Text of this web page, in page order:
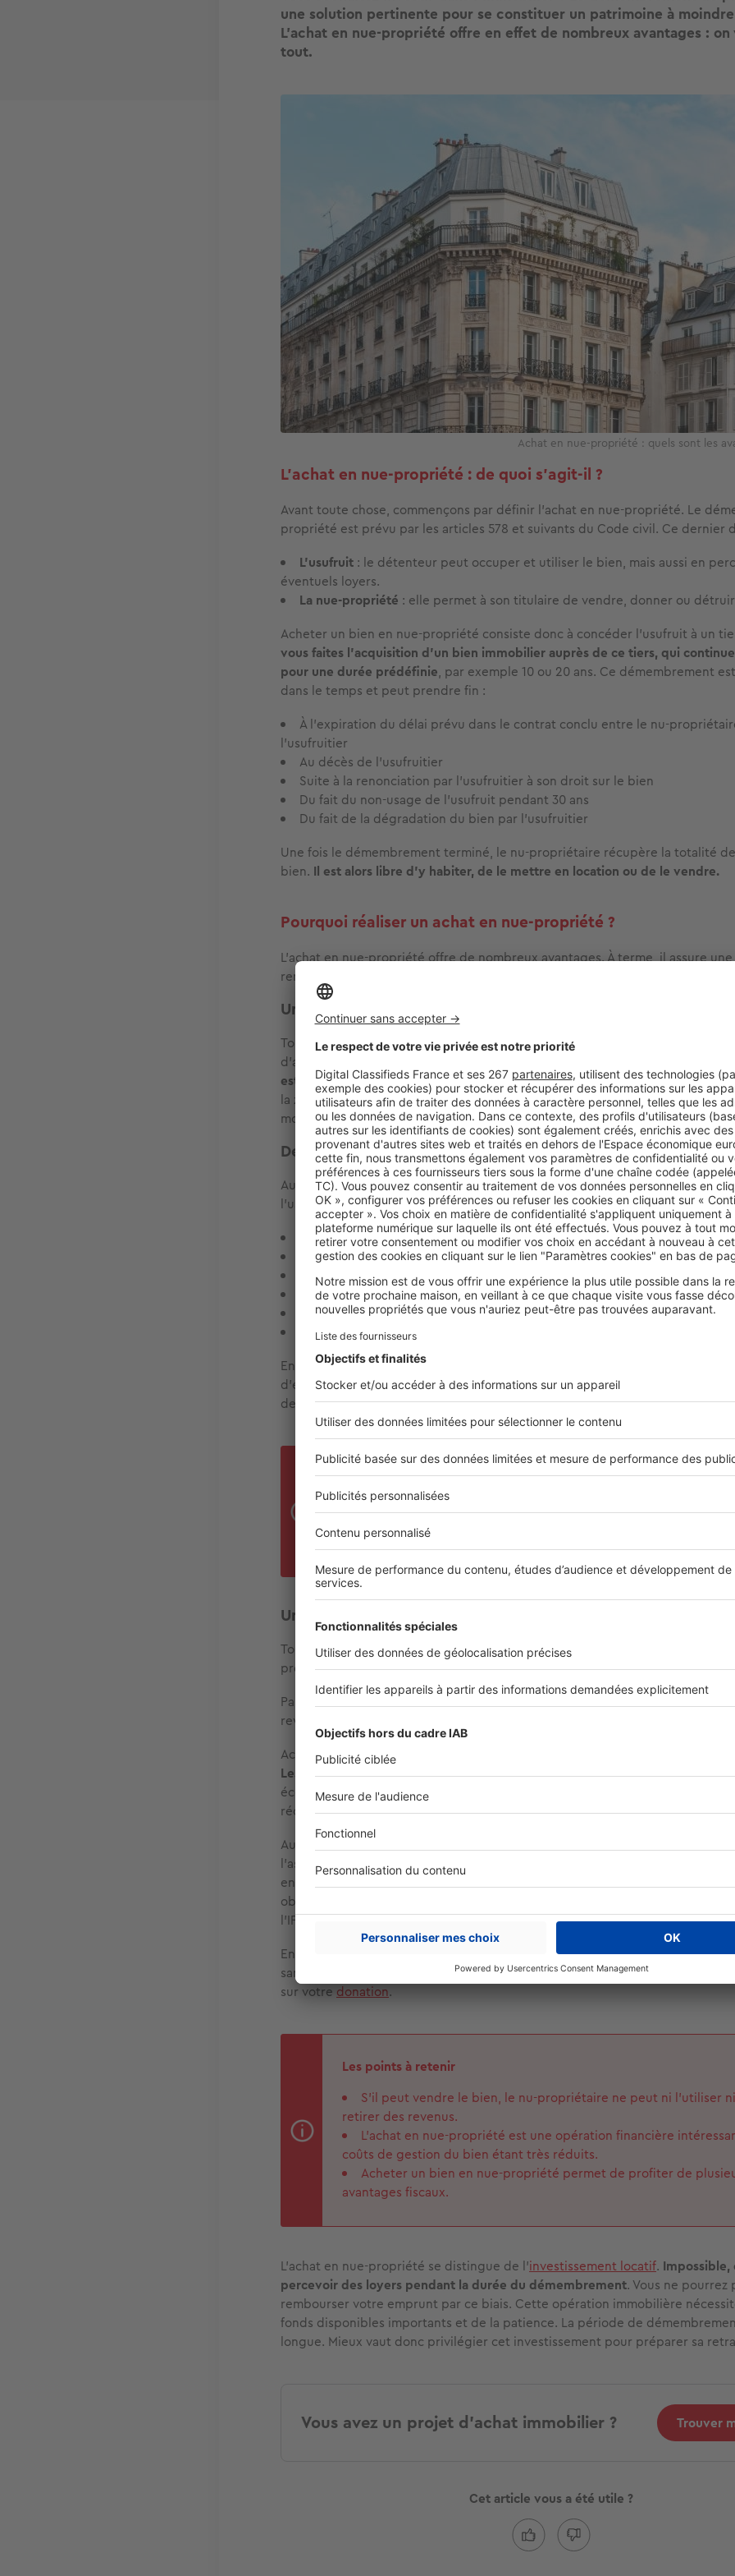
une solution pertinente pour se constituer un patrimoine à
L’achat en nue-propriété offre en effet de nombreux avantages :
tout.
Image
Achat en nue-propriété : quels sont les
L’achat en nue-propriété : de quoi s’agit-il ?
Avant toute chose, commençons par définir l’achat en nue-propriété. Le
propriété est prévu par les articles 578 et suivants du Code civil. Ce dernier
L’usufruit : le détenteur peut occuper et utiliser le bien, mais aussi en
éventuels loyers.
La nue-propriété : elle permet à son titulaire de vendre, donner ou
Acheter un bien en nue-propriété consiste donc à concéder l’usufruit à un
vous faites l'acquisition d'un bien immobilier auprès de ce tiers, qui
pour une durée prédéfinie, par exemple 10 ou 20 ans. Ce démembrement
dans le temps et peut prendre fin :
À l’expiration du délai prévu dans le contrat conclu entre le nu-
l’usufruitier
Au décès de l’usufruitier
Suite à la renonciation par l’usufruitier à son droit sur le bien
Du fait du non-usage de l’usufruit pendant 30 ans
Du fait de la dégradation du bien par l’usufruitier
Une fois le démembrement terminé, le nu-propriétaire récupère la totalité
bien. Il est alors libre d’y habiter, de le mettre en location ou de le vendre.
Pourquoi réaliser un achat en nue-propriété ?
L’achat en nue-propriété offre de nombreux avantages. À terme, il assure
rentabilité à votre investissement.
Un prix défiant toute concurrence
Tout d’abord, l’achat en nue-propriété est une opération financière lucrative.
d’acquérir un bien à un prix souvent très inférieur au prix du marché
est au minimum de 30 %, et peut atteindre jusqu’à 50 %du prix selon la
la zone géographique concernée. C’est donc l’occasion de réaliser une belle
moment de la revente.
Des frais de gestion limités
Autre avantage majeur pour le nu-propriétaire : l’entretien du bien reste à la
l’usufruitier. Celui-ci doit donc procéder, à ses frais, aux réparations et travaux
Façades
Fenêtres et volets
Ascenseurs
Chaudière
Peintures
Etc.
En revanche, l’article 606 du Code civil prévoit l’obligation pour le nu-
d’effectuer toutes les réparations concernant le gros œuvre. Il s’agit des
des voûtes, des poutres ou encore des murs de soutènement et des clôtures.
L’absence de risque locatif
Acheter en nue-propriété vous permet d’éviter les risques liés à la
gestion locative. Vous n’avez pas à gérer les
dégradations éventuelles de votre bien par votre locataire.
Une charge fiscale allégée
Tout d’abord,l’usufruitier reste responsable du paiement des impôts locaux
propriétaire ne paie donc ni lataxe foncièreni la taxe d’habitation sur son
Par ailleurs, sous certaines conditions, vous pouvez déduire les intérêts
revenus fonciers.
Acheter en nue-propriété est aussi avantageux d’un point de vue fiscal lors
Les frais de notaire sont calculés sur sa valeur, et non pas sur le prix total du
économisez ainsi plusieurs milliers d’euros. À l’expiration du démembrement,
récupérez la totalité de la propriété, sans aucuns frais supplémentaires.
Autre avantage fiscal intéressant : l’investissement en nue-propriété n’entre
l’assiette taxable de l’Impôt sur la Fortune Immobilière (IFI). Il existe
en cas de succession, si le conjoint survivant conserve l’usufruit. Dans ce cas,
obtiennent la nue-propriété. La valeur du bien est alors prise en compte pour
l’IFI.
Enfin, vous pouvez
transmettre votre nue-propriété à vos héritiers quand
sans l’accord de l’usufruitier. Vous bénéficiez à cette occasion d’une fiscalité
sur votre donation.
Les points à retenir
S’il peut vendre le bien, le nu-propriétaire ne peut ni l’utiliser
retirer des revenus.
L’achat en nue-propriété est une opération financière
coûts de gestion du bien étant très réduits.
Acheter un bien en nue-propriété permet de profiter de
avantages fiscaux.
L’achat en nue-propriété se distingue de l’investissement locatif.
percevoir des loyers pendant la durée du démembrement. Vous ne pourrez
rembourser votre emprunt par ce biais. Cette opération immobilière
fonds disponibles importants et de la patience. La période de
longue. Mieux vaut donc privilégier cet investissement pour préparer sa
Vous avez un projet d'achat immobilier ? Trouver
Cet article vous a été utile ?